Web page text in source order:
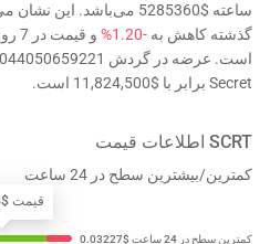
گذشته کاهش به -1.20% و قیمت در 7 روز گذشته افزایش به
Secret برابر با $11,824,500 است.
SCRT اطلاعات قیمت
کمترین/بیشترین سطح در 24 ساعت
قیمت $0.0326